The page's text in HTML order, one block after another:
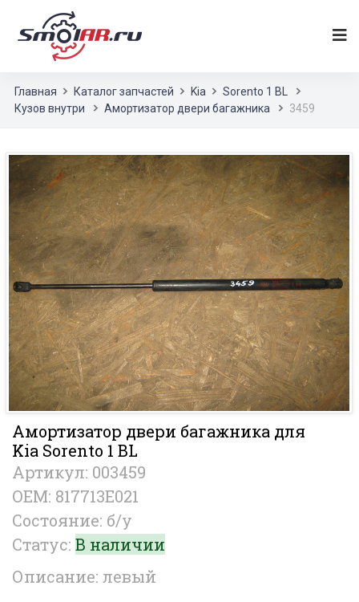
Главная Каталог запчастей Kia
Sorento 1 BL
Кузов внутри
Амортизатор двери багажника 3459
Амортизатор двери багажника для
Kia Sorento 1 BL
Артикул: 003459
OEM: 817713E021
Состояние: б/у
Статус: В наличии
Описание: левый